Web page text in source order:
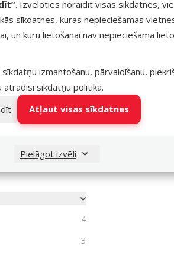
. Izvēloties noraidīt visas sīkdatnes,
sīkdatnes, kuras nepieciešamas
un kuru lietošanai nav nepieciešama
izmantošanu, pārvaldīšanu,
atradīsi sīkdatņu politikā.
Atļaut visas sīkdatnes
Pielāgot izvēli
veids
14
4
ar bērniem
4
3